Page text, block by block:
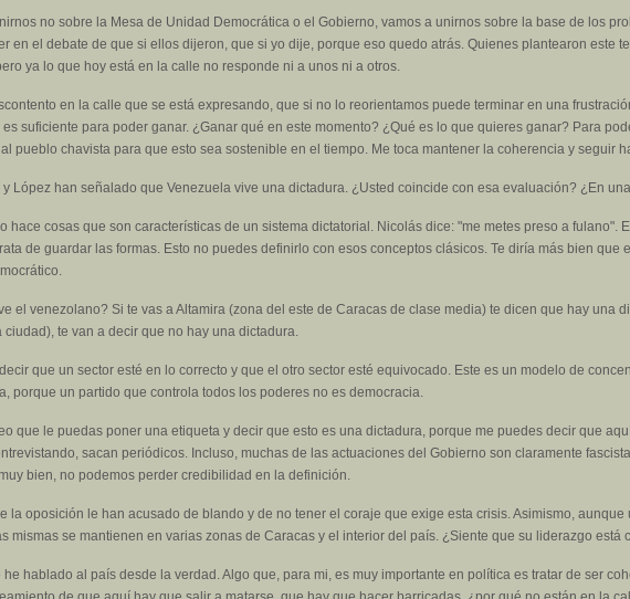
no sobre la Mesa de Unidad Democrática o el Gobierno, vamos a unirnos sobre la base de los
en el debate de que si ellos dijeron, que si yo dije, porque eso quedo atrás. Quienes plantearon este
ya lo que hoy está en la calle no responde ni a unos ni a otros.
en la calle que se está expresando, que si no lo reorientamos puede terminar en una
suficiente para poder ganar. ¿Ganar qué en este momento? ¿Qué es lo que quieres ganar? Para
pueblo chavista para que esto sea sostenible en el tiempo. Me toca mantener la coherencia y seguir
y López han señalado que Venezuela vive una dictadura. ¿Usted coincide con esa evaluación? ¿En
hace cosas que son características de un sistema dictatorial. Nicolás dice: "me metes preso a fulano".
de guardar las formas. Esto no puedes definirlo con esos conceptos clásicos. Te diría más bien que
el venezolano? Si te vas a Altamira (zona del este de Caracas de clase media) te dicen que hay una
ciudad), te van a decir que no hay una dictadura.
que un sector esté en lo correcto y que el otro sector esté equivocado. Este es un modelo de
porque un partido que controla todos los poderes no es democracia.
que le puedas poner una etiqueta y decir que esto es una dictadura, porque me puedes decir que
sacan periódicos. Incluso, muchas de las actuaciones del Gobierno son claramente
bien, no podemos perder credibilidad en la definición.
la oposición le han acusado de blando y de no tener el coraje que exige esta crisis. Asimismo,
mismas se mantienen en varias zonas de Caracas y el interior del país. ¿Siente que su liderazgo está
he hablado al país desde la verdad. Algo que, para mi, es muy importante en política es tratar de ser